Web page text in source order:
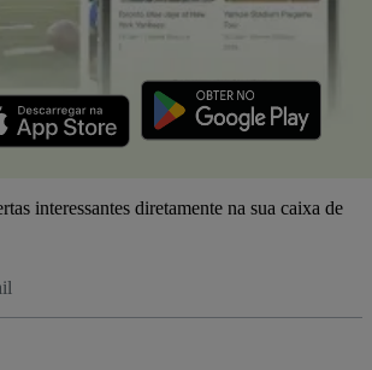
interessantes diretamente na sua caixa de